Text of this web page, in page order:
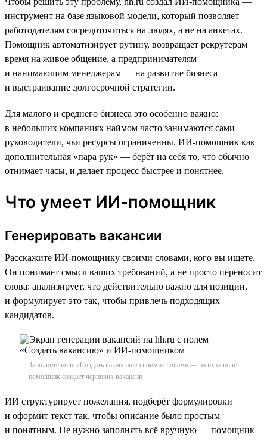
инструмент на базе языковой модели, который позволяет
работодателям сосредоточиться на людях, а не на анкетах.
Помощник автоматизирует рутину, возвращает рекрутерам
время на живое общение, а предпринимателям
и нанимающим менеджерам — на развитие бизнеса
и выстраивание долгосрочной стратегии.
Для малого и среднего бизнеса это особенно важно:
в небольших компаниях наймом часто занимаются сами
руководители, чьи ресурсы ограниченны. ИИ-помощник как
дополнительная «пара рук» — берёт на себя то, что обычно
отнимает часы, и делает процесс быстрее и понятнее.
Что умеет ИИ-помощник
Генерировать вакансии
Расскажите ИИ-помощнику своими словами, кого вы ищете.
Он понимает смысл ваших требований, а не просто переносит
слова: анализирует, что действительно важно для позиции,
и формулирует это так, чтобы привлечь подходящих
кандидатов.
Заполните поле «Создать вакансию» своими словами — на их основе
помощник создаст черновик вакансии
ИИ структурирует пожелания, подберёт формулировки
и оформит текст так, чтобы описание было простым
и понятным. Не нужно заполнять всё вручную — помощник